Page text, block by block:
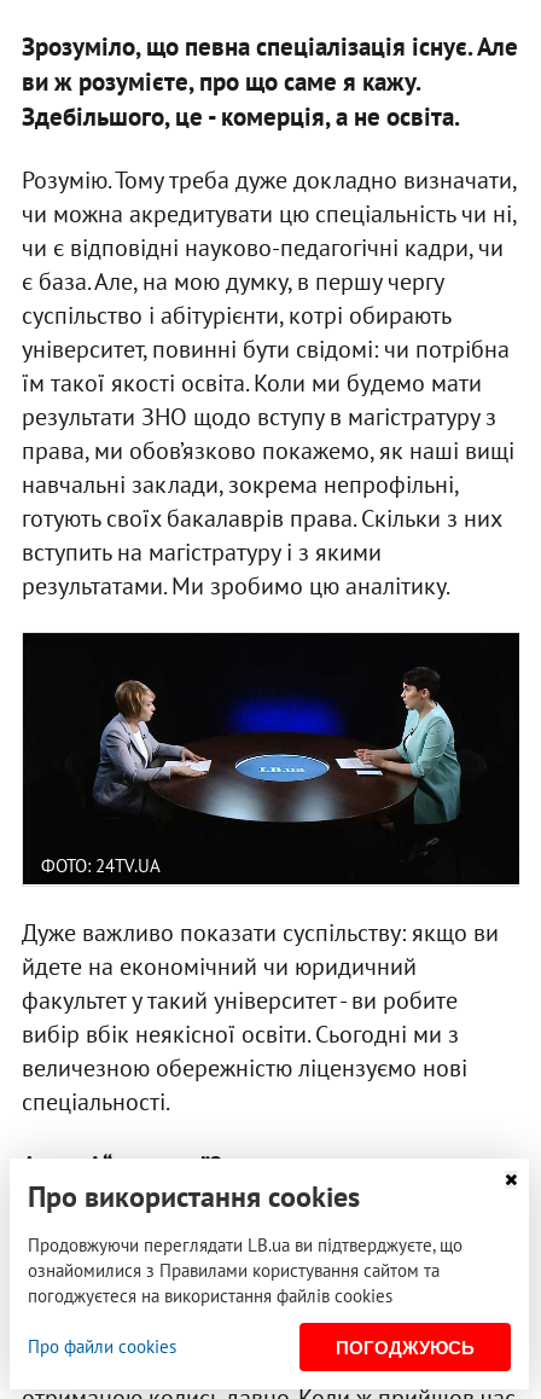
Зрозуміло, що певна спеціалізація існує. Але
ви ж розумієте, про що саме я кажу.
Здебільшого, це - комерція, а не освіта.
Розумію. Тому треба дуже докладно визначати,
чи можна акредитувати цю спеціальність чи ні,
чи є відповідні науково-педагогічні кадри, чи
є база. Але, на мою думку, в першу чергу
суспільство і абітурієнти, котрі обирають
університет, повинні бути свідомі: чи потрібна
їм такої якості освіта. Коли ми будемо мати
результати ЗНО щодо вступу в магістратуру з
права, ми обов’язково покажемо, як наші вищі
навчальні заклади, зокрема непрофільні,
готують своїх бакалаврів права. Скільки з них
вступить на магістратуру і з якими
результатами. Ми зробимо цю аналітику.
ФОТО: 24TV.UA
Дуже важливо показати суспільству: якщо ви
йдете на економічний чи юридичний
факультет у такий університет - ви робите
вибір вбік неякісної освіти. Сьогодні ми з
величезною обережністю ліцензуємо нові
спеціальності.
А що зі “старими”?
і критерії, які необхідні для неї, не
виконуються. До чого це може призвести? Ми
маємо вже декілька випадків, коли навчальні
заклади навчають студентів за ліцензією,
Про використання cookies
Продовжуючи переглядати LB.ua ви підтверджуєте, що
ознайомилися з Правилами користування сайтом та
погоджуєтеся на використання файлів cookies
Про файли cookies ПОГОДЖУЮСЬ